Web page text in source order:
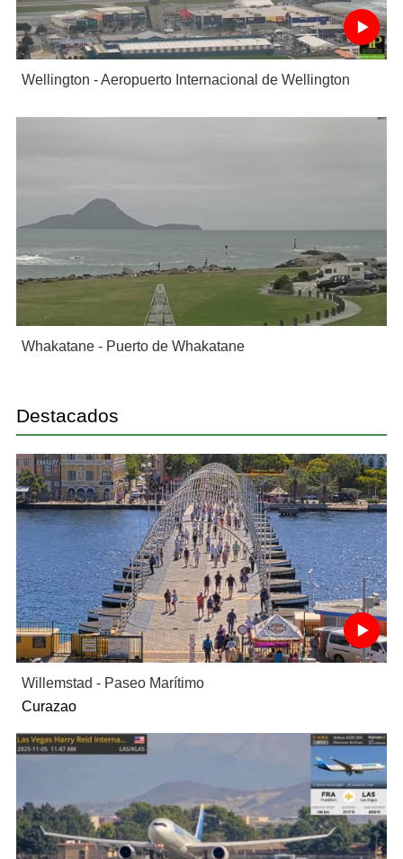
Wellington - Aeropuerto Internacional de Wellington
Whakatane - Puerto de Whakatane
Destacados
Willemstad - Paseo Marítimo
Curazao